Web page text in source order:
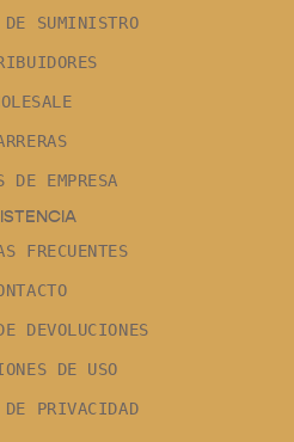
DE SUMINISTRO
DE EMPRESA
FRECUENTES
DEVOLUCIONES
DE USO
PRIVACIDAD